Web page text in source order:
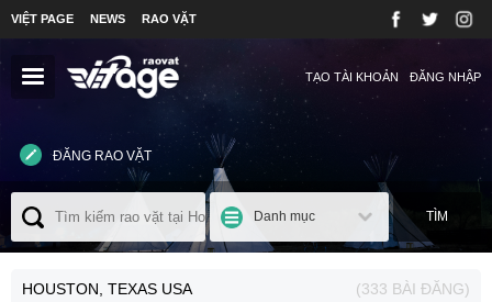
VIỆT PAGE NEWS RAO VẶT
ĐĂNG NHẬP
TẠO TÀI KHOẢN
ĐĂNG RAO VẶT
Danh mục TÌM
HOUSTON, TEXAS USA (333 BÀI ĐĂNG)